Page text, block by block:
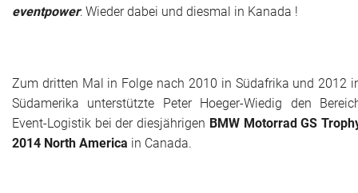
eventpower World
Projekte + Kunden
Historie + Gegenwart
eventpower: Wieder dabei und diesmal in Kanada !
Zum dritten Mal in Folge nach 2010 in Südafrika und 2012
Südamerika unterstützte Peter Hoeger-Wiedig den
Event-Logistik bei der diesjährigen BMW Motorrad GS
2014 North America in Canada.